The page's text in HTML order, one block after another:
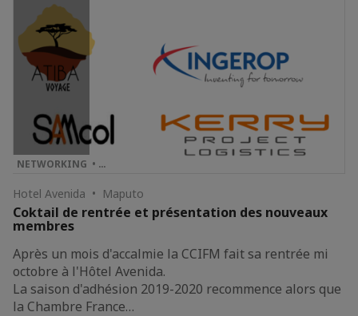
NETWORKING • …
Hotel Avenida • Maputo
Coktail de rentrée et présentation des nouveaux
membres
Après un mois d'accalmie la CCIFM fait sa rentrée mi
octobre à l'Hôtel Avenida.
La saison d'adhésion 2019-2020 recommence alors que
la Chambre France…